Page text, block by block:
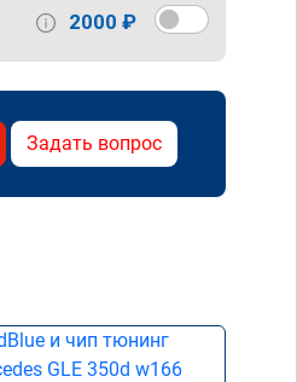
2000 ₽
Задать вопрос